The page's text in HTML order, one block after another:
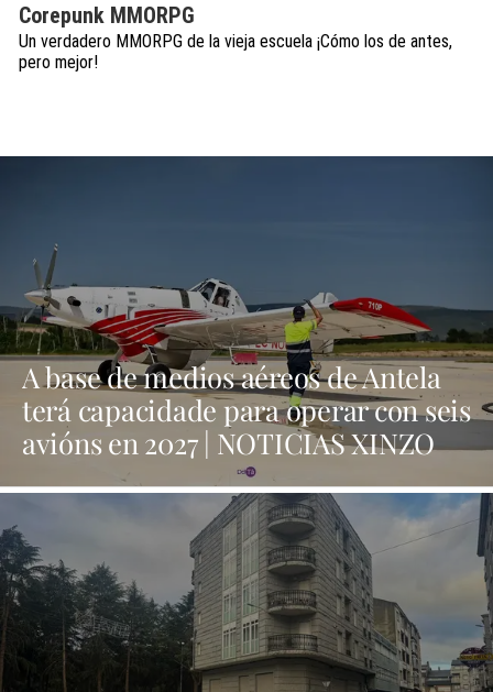
Corepunk MMORPG
Un verdadero MMORPG de la vieja escuela ¡Cómo los de antes,
pero mejor!
A base de medios aéreos de Antela
terá capacidade para operar con seis
avións en 2027 | NOTICIAS XINZO